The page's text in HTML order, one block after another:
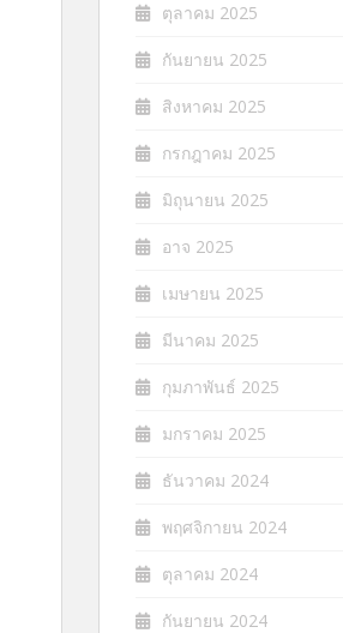
ตุลาคม 2025
กันยายน 2025
สิงหาคม 2025
กรกฎาคม 2025
มิถุนายน 2025
อาจ 2025
เมษายน 2025
มีนาคม 2025
กุมภาพันธ์ 2025
มกราคม 2025
ธันวาคม 2024
พฤศจิกายน 2024
ตุลาคม 2024
กันยายน 2024